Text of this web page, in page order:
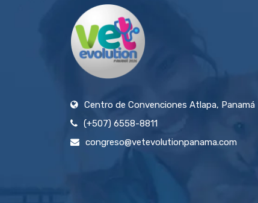
Centro de Convenciones Atlapa, Panamá
(+507) 6558-8811
congreso@vetevolutionpanama.com